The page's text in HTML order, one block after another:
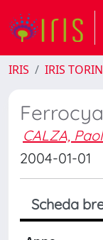
IRIS IRIS
CALZA,
2004-01-01
Scheda